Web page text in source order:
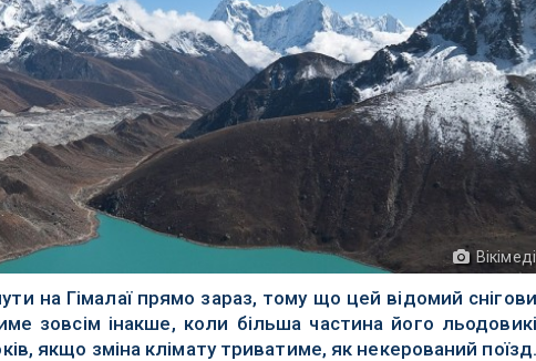
на Гімалаї прямо зараз, тому що цей відомий
зовсім інакше, коли більша частина його
якщо зміна клімату триватиме, як некерований поїзд.